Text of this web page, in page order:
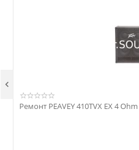
Ремонт PEAVEY 410TVX EX 4 Ohm
